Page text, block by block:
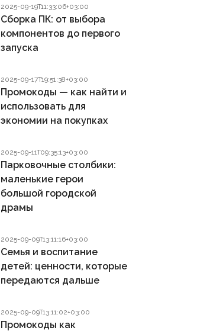
2025-09-19T11:33:06+03:00
Сборка ПК: от выбора
компонентов до первого
запуска
2025-09-17T19:51:38+03:00
Промокоды — как найти и
использовать для
экономии на покупках
2025-09-11T09:35:13+03:00
Парковочные столбики:
маленькие герои
большой городской
драмы
2025-09-09T13:11:16+03:00
Семья и воспитание
детей: ценности, которые
передаются дальше
2025-09-09T13:11:02+03:00
Промокоды как